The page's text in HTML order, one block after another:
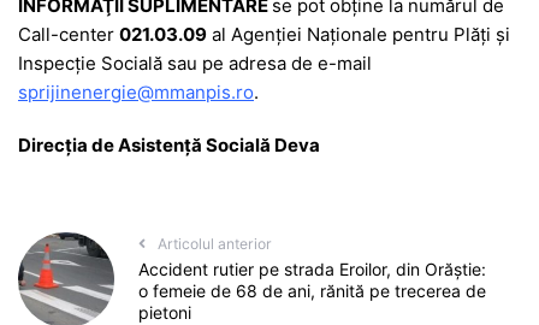
INFORMAŢII SUPLIMENTARE se pot obţine la numărul de
Call-center 021.03.09 al Agenţiei Naţionale pentru Plăţi şi
Inspecţie Socială sau pe adresa de e-mail
sprijinenergie@mmanpis.ro.
Direcţia de Asistenţă Socială Deva
Articolul anterior
Accident rutier pe strada Eroilor, din Orăștie:
o femeie de 68 de ani, rănită pe trecerea de
pietoni